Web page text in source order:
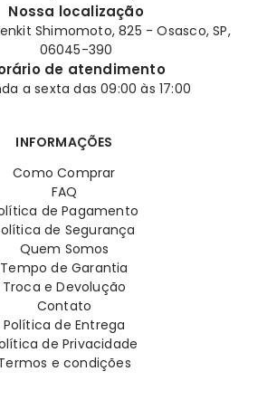
Nossa localização
Shimomoto, 825 - Osasco, SP,
06045-390
de atendimento
a sexta das 09:00 às 17:00
INFORMAÇÕES
Como Comprar
FAQ
de Pagamento
de Segurança
Quem Somos
Tempo de Garantia
Troca e Devolução
Contato
Política de Entrega
de Privacidade
e condições